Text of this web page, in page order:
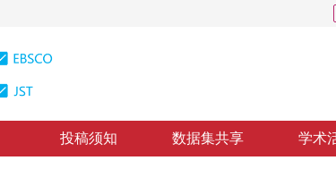
投稿须知 数据集共享 学术